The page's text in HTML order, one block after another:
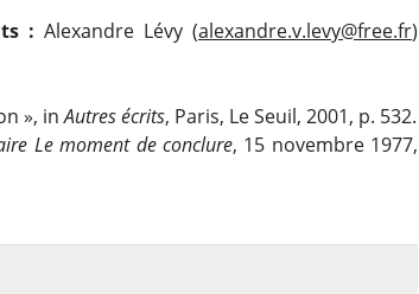
: Alexandre Lévy (alexandre.v.levy@free.fr)
», inAutres écrits, Paris, Le Seuil, 2001, p. 532.
Le moment de conclure, 15 novembre 1977,